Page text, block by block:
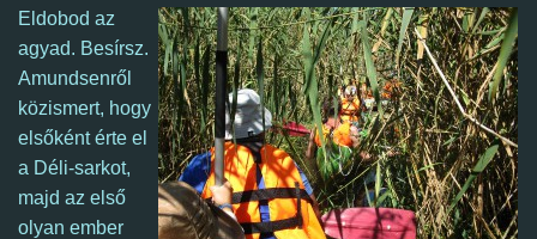
Eldobod az
agyad. Besírsz.
Amundsenről
közismert, hogy
elsőként érte el
a Déli-sarkot,
majd az első
olyan ember